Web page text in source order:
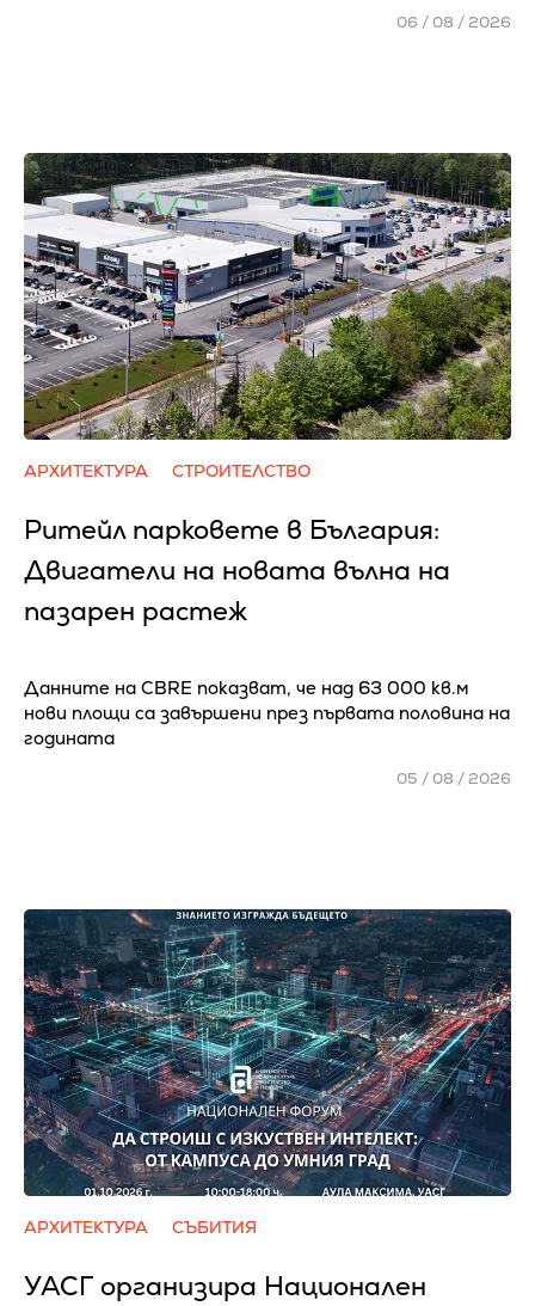
06 / 08 / 2026
АРХИТЕКТУРА СТРОИТЕЛСТВО
Ритейл парковете в България:
Двигатели на новата вълна на
пазарен растеж
Данните на CBRE показват, че над 63 000 кв.м
нови площи са завършени през първата половина на
годината
05 / 08 / 2026
АРХИТЕКТУРА СЪБИТИЯ
УАСГ организира Национален